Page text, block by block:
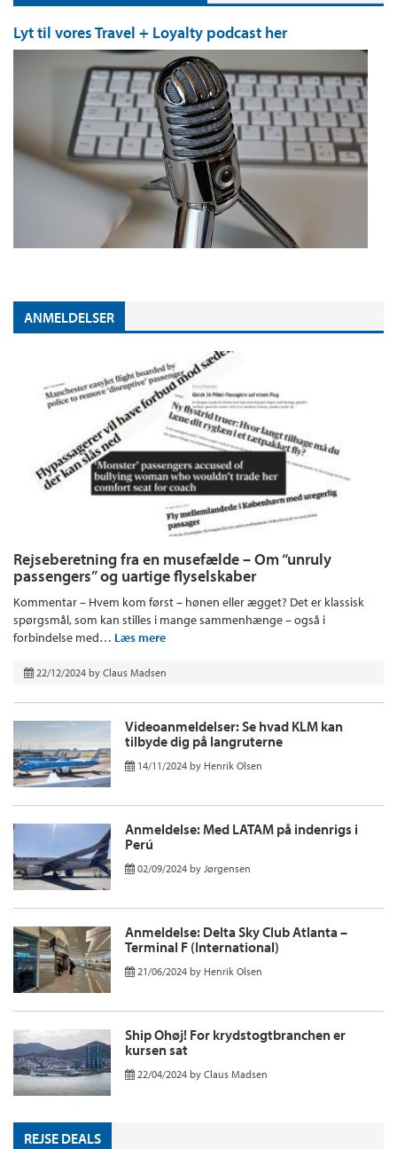
Lyt til vores Travel + Loyalty podcast her
ANMELDELSER
Rejseberetning fra en musefælde – Om “unruly
passengers” og uartige flyselskaber
Kommentar – Hvem kom først – hønen eller ægget? Det er klassisk
spørgsmål, som kan stilles i mange sammenhænge – også i
forbindelse med… Læs mere
22/12/2024 by Claus Madsen
Videoanmeldelser: Se hvad KLM kan
tilbyde dig på langruterne
14/11/2024 by Henrik Olsen
Anmeldelse: Med LATAM på indenrigs i
Perú
02/09/2024 by Jørgensen
Anmeldelse: Delta Sky Club Atlanta –
Terminal F (International)
21/06/2024 by Henrik Olsen
Ship Ohøj! For krydstogtbranchen er
kursen sat
22/04/2024 by Claus Madsen
REJSE DEALS